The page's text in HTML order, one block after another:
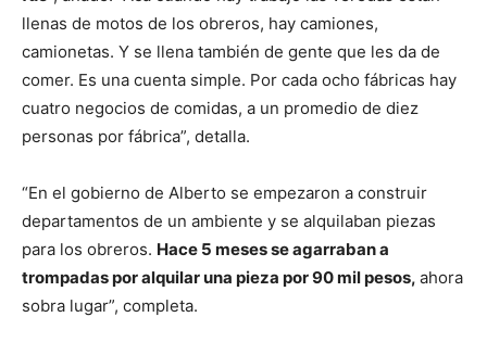
llenas de motos de los obreros, hay camiones,
camionetas. Y se llena también de gente que les da de
comer. Es una cuenta simple. Por cada ocho fábricas hay
cuatro negocios de comidas, a un promedio de diez
personas por fábrica”, detalla.
“En el gobierno de Alberto se empezaron a construir
departamentos de un ambiente y se alquilaban piezas
para los obreros. Hace 5 meses se agarraban a
trompadas por alquilar una pieza por 90 mil pesos, ahora
sobra lugar”, completa.